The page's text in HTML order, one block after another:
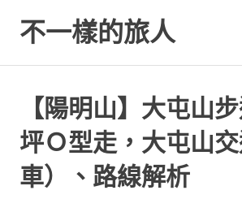
content
不一樣的旅人
【陽明山】大屯山
坪Ｏ型走，大屯山
車）、路線解析